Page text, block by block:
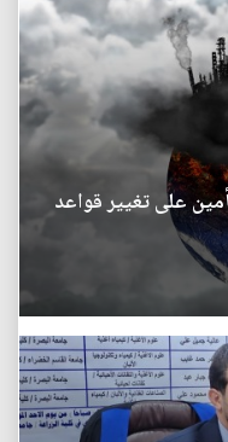
على تغيير قواعد